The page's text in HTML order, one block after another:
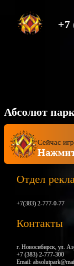
+7
Абсолют
Сейчас
Отдел
+7(383) 2-777-0-77
Контакты
г. Новосибирск, ул.
+7 (383) 2-777-300
Email: